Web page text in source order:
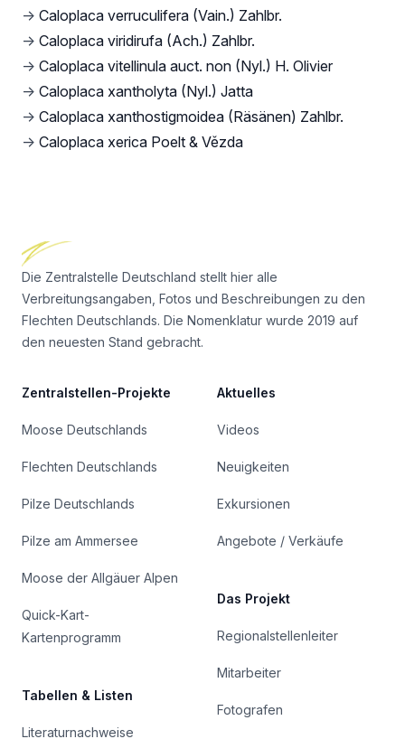
→ Caloplaca verruculifera (Vain.) Zahlbr.
→ Caloplaca viridirufa (Ach.) Zahlbr.
→ Caloplaca vitellinula auct. non (Nyl.) H. Olivier
→ Caloplaca xantholyta (Nyl.) Jatta
→ Caloplaca xanthostigmoidea (Räsänen) Zahlbr.
→ Caloplaca xerica Poelt & Vězda
Die Zentralstelle Deutschland stellt hier alle
Verbreitungsangaben, Fotos und Beschreibungen zu den
Flechten Deutschlands. Die Nomenklatur wurde 2019 auf
den neuesten Stand gebracht.
Zentralstellen-Projekte
Moose Deutschlands
Flechten Deutschlands
Pilze Deutschlands
Pilze am Ammersee
Moose der Allgäuer Alpen
Quick-Kart-
Kartenprogramm
Tabellen & Listen
Literaturnachweise
Aktuelles
Videos
Neuigkeiten
Exkursionen
Angebote / Verkäufe
Das Projekt
Regionalstellenleiter
Mitarbeiter
Fotografen